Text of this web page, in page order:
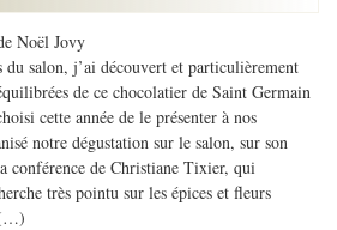
Noël Jovy
salon, j’ai découvert et particulièrement
de ce chocolatier de Saint Germain
cette année de le présenter à nos
notre dégustation sur le salon, sur son
conférence de Christiane Tixier, qui
très pointu sur les épices et fleurs
(…)